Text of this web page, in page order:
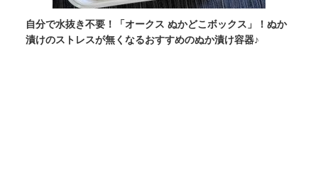
自分で水抜き不要！「オークス ぬかどこボックス」！ぬか
漬けのストレスが無くなるおすすめのぬか漬け容器♪